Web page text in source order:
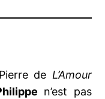
de L’Amour
n’est pas